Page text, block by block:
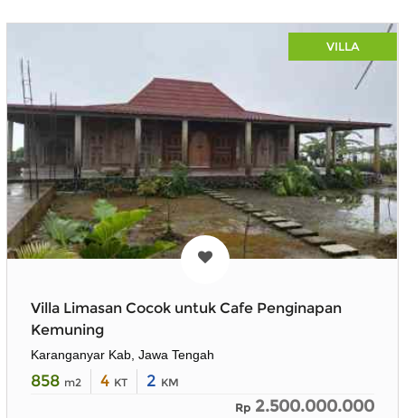
VILLA
Villa Limasan Cocok untuk Cafe Penginapan
Kemuning
Karanganyar Kab, Jawa Tengah
858 m2 4 KT 2 KM
Rp 2.500.000.000